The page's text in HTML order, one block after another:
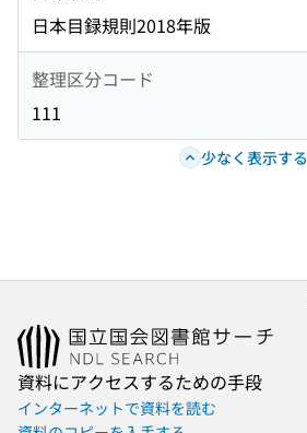
日本目録規則2018年版
整理区分コード
111
少なく表示する
資料にアクセスするための手段
インターネットで資料を読む